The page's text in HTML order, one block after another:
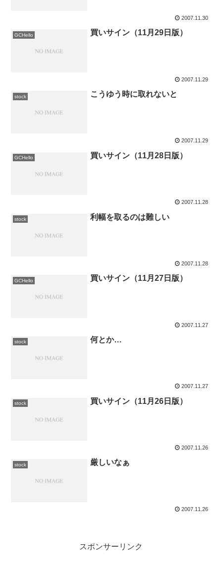
2007.11.30
GCHello 買いサイン（11月29日版）
2007.11.29
stock こうゆう時に取れないと
2007.11.29
GCHello 買いサイン（11月28日版）
2007.11.28
stock 利幅を取るのは難しい
2007.11.28
GCHello 買いサイン（11月27日版）
2007.11.27
stock 何とか…
2007.11.27
stock 買いサイン（11月26日版）
2007.11.26
stock 厳しいなぁ
2007.11.26
スポンサーリンク